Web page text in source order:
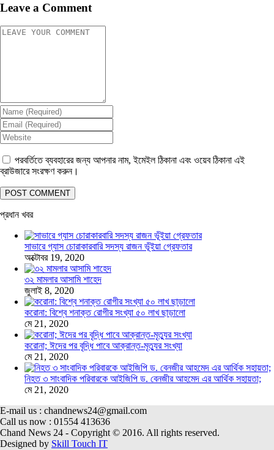
Leave a Comment
পরবর্তিতে ব্যবহারের জন্য আপনার নাম, ইমেইল ঠিকানা এবং ওয়েব ঠিকানা এই
ব্রাউজারে সংরক্ষণ করুন।
প্রধান খবর
সাভারে গ্যাস চোরাকারবারি সদস্য রাজন ভূঁইয়া গ্রেফতার
অক্টোবর 19, 2020
৩২ মামলার আসামি শাহেদ
জুলাই 8, 2020
করোনা: বিশ্বে শনাক্ত রোগীর সংখ্যা ৫০ লাখ ছাড়ালো
মে 21, 2020
করোনা; ঈদের পর বৃদ্ধি পাবে আক্রান্ত-মৃত্যুর সংখ্যা
মে 21, 2020
নিহত ৩ সাংবাদিক পরিবারকে আইজিপি ড. বেনজীর আহমেদ এর আর্থিক সহায়তা;
মে 21, 2020
E-mail us : chandnews24@gmail.com
Call us now : 01554 413636
Chand News 24 - Copyright © 2016. All rights reserved.
Designed by Skill Touch IT